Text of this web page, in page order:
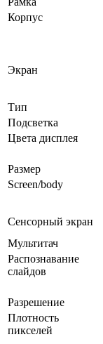
Корпус
Экран
Тип
Подсветка
Цвета дисплея
Размер
Screen/body
Сенсорный экран
Мультитач
Распознавание
слайдов
Разрешение
Плотность
пикселей